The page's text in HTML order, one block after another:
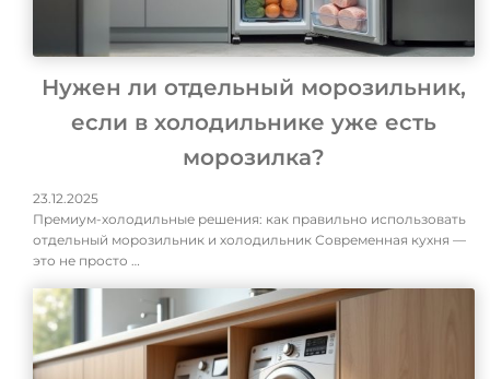
Нужен ли отдельный морозильник,
если в холодильнике уже есть
морозилка?
23.12.2025
Премиум-холодильные решения: как правильно использовать
отдельный морозильник и холодильник Современная кухня —
это не просто …